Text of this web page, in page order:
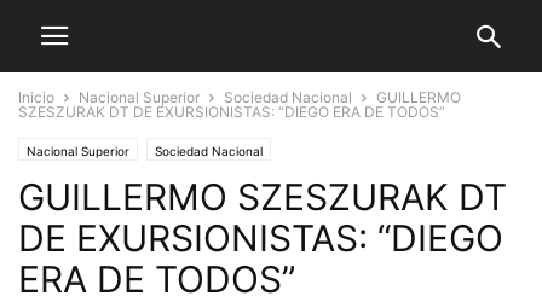
Inicio Nacional Superior Sociedad Nacional
GUILLERMO
SZESZURAK DT DE EXURSIONISTAS: “DIEGO ERA DE TODOS”
Nacional Superior Sociedad Nacional
GUILLERMO SZESZURAK DT
DE EXURSIONISTAS: “DIEGO
ERA DE TODOS”